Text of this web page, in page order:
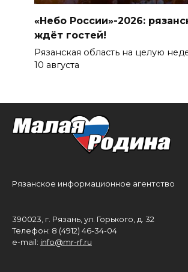
«Небо России»-2026:
ждёт гостей!
Рязанская область на целую
10 августа
Рязанское информационное агентство
390023, г. Рязань, ул. Горького, д. 32
Телефон: 8 (4912) 46-34-04
e-mail: info@mr-rf.ru